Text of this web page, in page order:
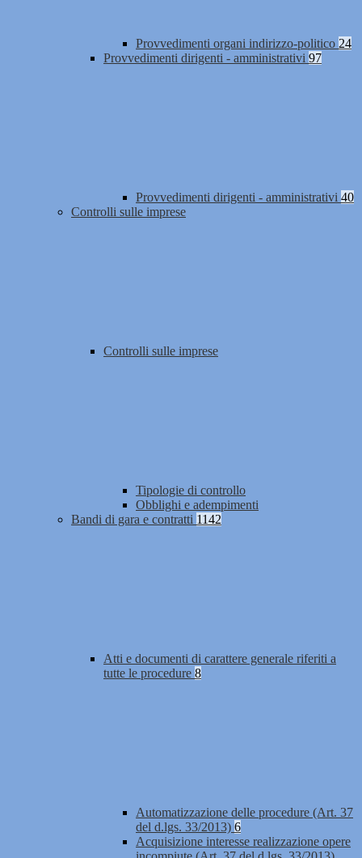
Provvedimenti organi indirizzo-politico 24
Provvedimenti dirigenti - amministrativi 97
Provvedimenti dirigenti - amministrativi 40
Controlli sulle imprese
Controlli sulle imprese
Tipologie di controllo
Obblighi e adempimenti
Bandi di gara e contratti 1142
Atti e documenti di carattere generale riferiti a
tutte le procedure 8
Automatizzazione delle procedure (Art. 37
del d.lgs. 33/2013) 6
Acquisizione interesse realizzazione opere